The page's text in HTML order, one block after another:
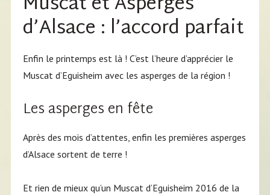
d’Alsace : l’accord parfait
Enfin le printemps est là ! C’est l’heure d’apprécier le
Muscat d’Eguisheim avec les asperges de la région !
Les asperges en fête
Après des mois d’attentes, enfin les premières asperges
d’Alsace sortent de terre !
Et rien de mieux qu’un Muscat d’Eguisheim 2016 de la